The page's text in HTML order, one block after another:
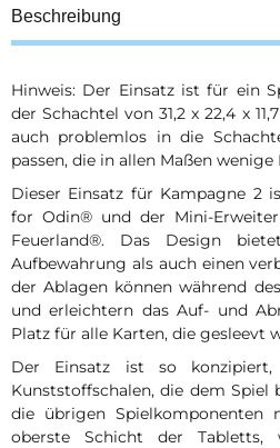
Beschreibung
Hinweis: Der Einsatz ist für ein
der Schachtel von 31,2 x 22,4 x
auch problemlos in die
passen, die in allen Maßen
Dieser Einsatz für Kampagne 2
for Odin® und der Mini-
Feuerland®. Das Design
Aufbewahrung als auch einen
der Ablagen können während
und erleichtern das Auf- und
Platz für alle Karten, die gesleevt
Der Einsatz ist so
Kunststoffschalen, die dem Spiel
die übrigen
oberste Schicht der Tabletts,